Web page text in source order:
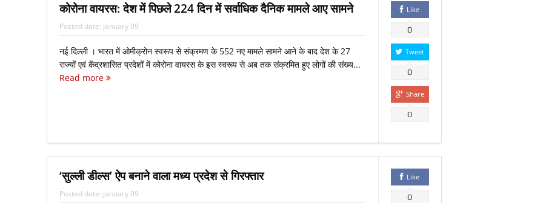
कोरोना वायरस: देश में पिछले 224 दिन में सर्वाधिक दैनिक मामले आए सामने
Posted date: January 09
नई दिल्ली । भारत में ओमीक्रोन स्वरूप से संक्रमण के 552 नए मामले सामने आने के बाद देश के 27
राज्यों एवं केंद्रशासित प्रदेशों में कोरोना वायरस के इस स्वरूप से अब तक संक्रमित हुए लोगों की संख्य...
Read more
Like
0
Tweet
0
Share
0
‘सुल्ली डील्स’ ऐप बनाने वाला मध्य प्रदेश से गिरफ्तार
Posted date: January 09
Like
0